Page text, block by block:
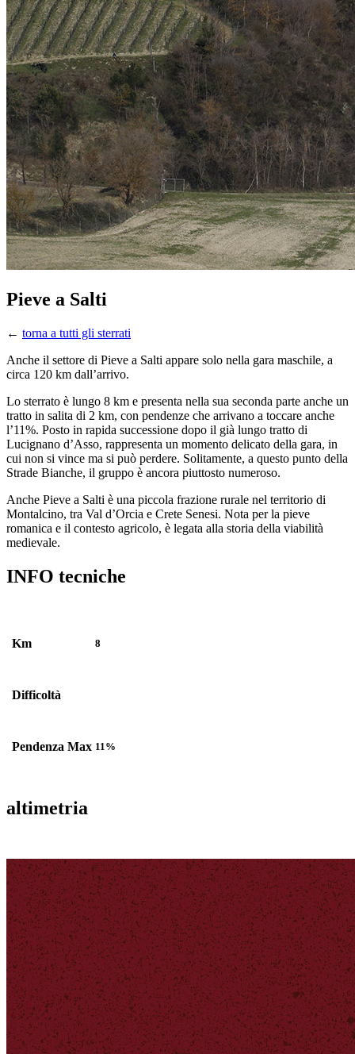
Pieve a Salti
← torna a tutti gli sterrati
Anche il settore di Pieve a Salti appare solo nella gara maschile, a
circa 120 km dall’arrivo.
Lo sterrato è lungo 8 km e presenta nella sua seconda parte anche un
tratto in salita di 2 km, con pendenze che arrivano a toccare anche
l’11%. Posto in rapida successione dopo il già lungo tratto di
Lucignano d’Asso, rappresenta un momento delicato della gara, in
cui non si vince ma si può perdere. Solitamente, a questo punto della
Strade Bianche, il gruppo è ancora piuttosto numeroso.
Anche Pieve a Salti è una piccola frazione rurale nel territorio di
Montalcino, tra Val d’Orcia e Crete Senesi. Nota per la pieve
romanica e il contesto agricolo, è legata alla storia della viabilità
medievale.
INFO tecniche
Km 8
Difficoltà
Pendenza Max 11%
altimetria